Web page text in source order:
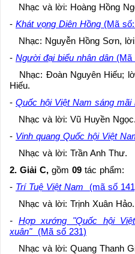
Nhạc và lời: Hoàng Hồng
- Khát vọng Diên Hồng (Mã
Nhạc: Nguyễn Hồng Sơn,
- Người đại biểu nhân dân (Mã
Nhạc: Đoàn Nguyên Hiếu;
Hiếu.
- Quốc hội Việt Nam sáng mãi
Nhạc và lời: Vũ Huyền Ngọc.
- Vinh quang Quốc hội Việt
Nhạc và lời: Trần Anh Thư.
2. Giải C, gồm 09 tác phẩm:
- Trí Tuệ Việt Nam (mã số
Nhạc và lời: Trịnh Xuân Hảo.
- Hợp xướng "Quốc hội
xuân"(Mã số 231)
Nhạc và lời: Quang Thanh